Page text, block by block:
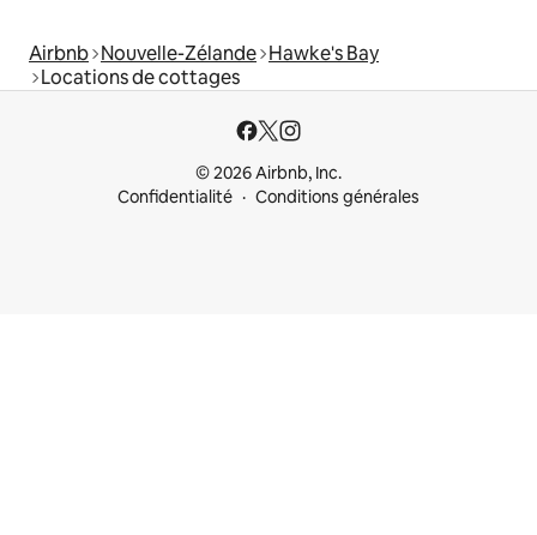
Airbnb Nouvelle-Zélande Hawke's Bay
Locations de cottages
© 2026 Airbnb, Inc.
Confidentialité
Conditions générales